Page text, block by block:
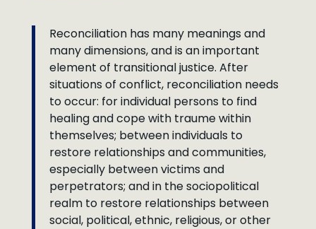
Reconciliation has many meanings and
many dimensions, and is an important
element of transitional justice. After
situations of conflict, reconciliation needs
to occur: for individual persons to find
healing and cope with traume within
themselves; between individuals to
restore relationships and communities,
especially between victims and
perpetrators; and in the sociopolitical
realm to restore relationships between
social, political, ethnic, religious, or other